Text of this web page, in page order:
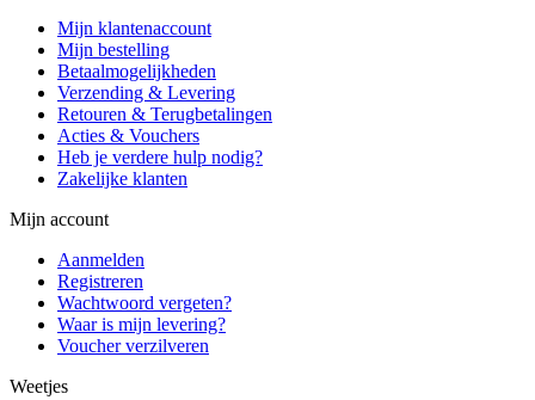
Mijn klantenaccount
Mijn bestelling
Betaalmogelijkheden
Verzending & Levering
Retouren & Terugbetalingen
Acties & Vouchers
Heb je verdere hulp nodig?
Zakelijke klanten
Mijn account
Aanmelden
Registreren
Wachtwoord vergeten?
Waar is mijn levering?
Voucher verzilveren
Weetjes